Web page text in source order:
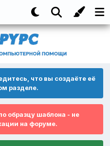
что вы создаёте её
разделе.
образцу шаблона - не
на форуме.